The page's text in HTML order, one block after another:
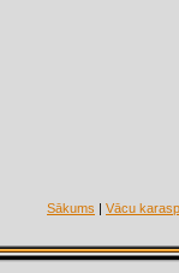
Sākums | Vācu